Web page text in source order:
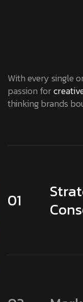
With every single
passion for
thinking brands
01